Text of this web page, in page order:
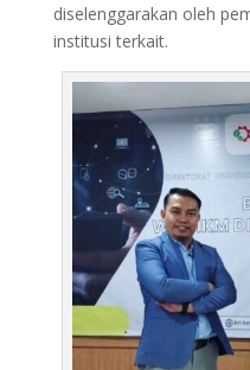
diselenggarakan oleh
institusi terkait.